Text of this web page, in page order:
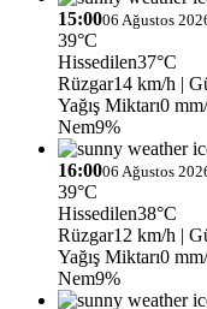
15:0006 Ağustos
39°C
Hissedilen37°C
Rüzgar14 km/h |
Yağış Miktarı0
Nem9%
16:0006 Ağustos
39°C
Hissedilen38°C
Rüzgar12 km/h |
Yağış Miktarı0
Nem9%